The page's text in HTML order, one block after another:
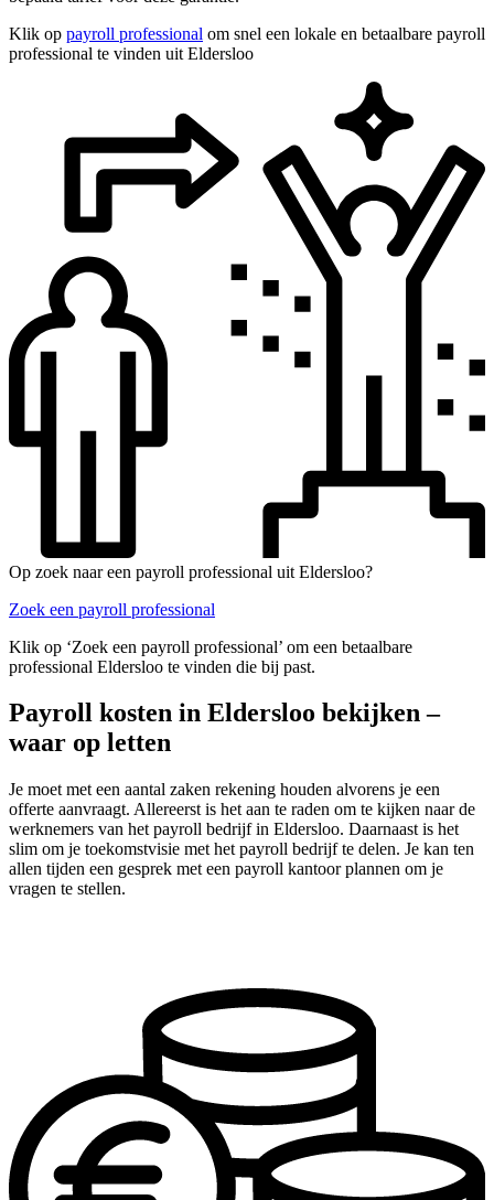
Klik op payroll professional om snel een lokale en betaalbare payroll
professional te vinden uit Eldersloo
Op zoek naar een payroll professional uit Eldersloo?
Zoek een payroll professional
Klik op ‘Zoek een payroll professional’ om een betaalbare
professional Eldersloo te vinden die bij past.
Payroll kosten in Eldersloo bekijken –
waar op letten
Je moet met een aantal zaken rekening houden alvorens je een
offerte aanvraagt. Allereerst is het aan te raden om te kijken naar de
werknemers van het payroll bedrijf in Eldersloo. Daarnaast is het
slim om je toekomstvisie met het payroll bedrijf te delen. Je kan ten
allen tijden een gesprek met een payroll kantoor plannen om je
vragen te stellen.